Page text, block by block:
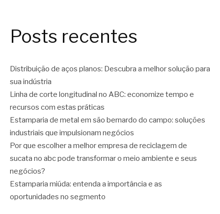
Posts recentes
Distribuição de aços planos: Descubra a melhor solução para
sua indústria
Linha de corte longitudinal no ABC: economize tempo e
recursos com estas práticas
Estamparia de metal em são bernardo do campo: soluções
industriais que impulsionam negócios
Por que escolher a melhor empresa de reciclagem de
sucata no abc pode transformar o meio ambiente e seus
negócios?
Estamparia miúda: entenda a importância e as
oportunidades no segmento